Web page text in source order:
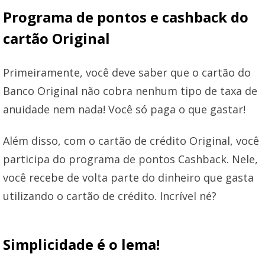
Programa de pontos e cashback do
cartão Original
Primeiramente, você deve saber que o cartão do
Banco Original não cobra nenhum tipo de taxa de
anuidade nem nada! Você só paga o que gastar!
Além disso, com o cartão de crédito Original, você
participa do programa de pontos Cashback. Nele,
você recebe de volta parte do dinheiro que gasta
utilizando o cartão de crédito. Incrível né?
Simplicidade é o lema!